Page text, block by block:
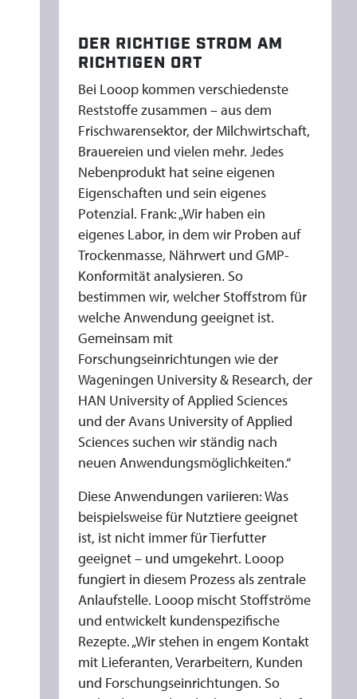
DER RICHTIGE STROM AM
RICHTIGEN ORT
Bei Looop kommen verschiedenste
Reststoffe zusammen – aus dem
Frischwarensektor, der Milchwirtschaft,
Brauereien und vielen mehr. Jedes
Nebenprodukt hat seine eigenen
Eigenschaften und sein eigenes
Potenzial. Frank: „Wir haben ein
eigenes Labor, in dem wir Proben auf
Trockenmasse, Nährwert und GMP-
Konformität analysieren. So
bestimmen wir, welcher Stoffstrom für
welche Anwendung geeignet ist.
Gemeinsam mit
Forschungseinrichtungen wie der
Wageningen University & Research, der
HAN University of Applied Sciences
und der Avans University of Applied
Sciences suchen wir ständig nach
neuen Anwendungsmöglichkeiten.“
Diese Anwendungen variieren: Was
beispielsweise für Nutztiere geeignet
ist, ist nicht immer für Tierfutter
geeignet – und umgekehrt. Looop
fungiert in diesem Prozess als zentrale
Anlaufstelle. Looop mischt Stoffströme
und entwickelt kundenspezifische
Rezepte. „Wir stehen in engem Kontakt
mit Lieferanten, Verarbeitern, Kunden
und Forschungseinrichtungen. So